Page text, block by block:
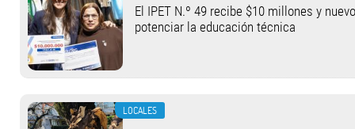
El IPET N.º 49 recibe $10 millones y
potenciar la educación técnica
LOCALES